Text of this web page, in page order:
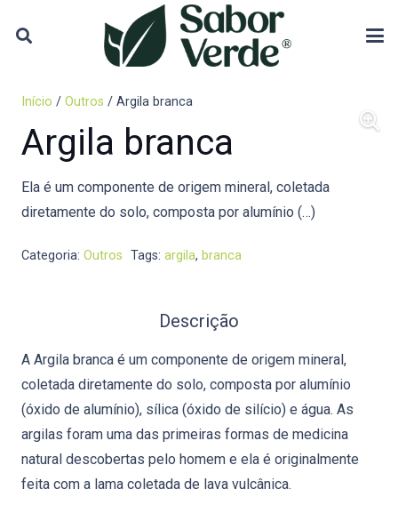
Início / Outros / Argila branca
Argila branca
Ela é um componente de origem mineral, coletada
diretamente do solo, composta por alumínio (…)
Categoria: Outros Tags: argila, branca
Descrição
A Argila branca é um componente de origem mineral,
coletada diretamente do solo, composta por alumínio
(óxido de alumínio), sílica (óxido de silício) e água. As
argilas foram uma das primeiras formas de medicina
natural descobertas pelo homem e ela é originalmente
feita com a lama coletada de lava vulcânica.